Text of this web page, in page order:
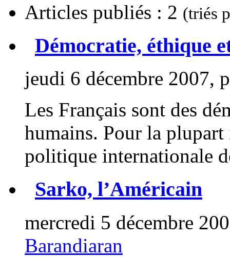
Articles publiés : 2 (triés
Démocratie, éthique
jeudi 6 décembre 2007,
Les Français sont des
humains. Pour la
politique internationale
Sarko, l’Américain
mercredi 5 décembre
Barandiaran